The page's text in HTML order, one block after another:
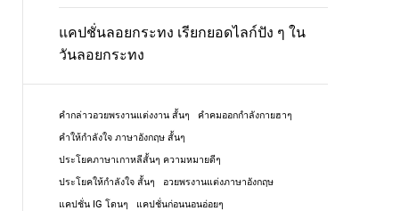
แคปชั่นลอยกระทง เรียกยอดไลก์ปัง ๆ ใน
วันลอยกระทง
คํากล่าวอวยพรงานแต่งงาน สั้นๆ
คําคมออกกําลังกายฮาๆ
คําให้กําลังใจ ภาษาอังกฤษ สั้นๆ
ประโยคภาษาเกาหลีสั้นๆ ความหมายดีๆ
ประโยคให้กําลังใจ สั้นๆ
อวยพรงานแต่งภาษาอังกฤษ
แคปชั่น IG โดนๆ
แคปชั่นก่อนนอนอ่อยๆ